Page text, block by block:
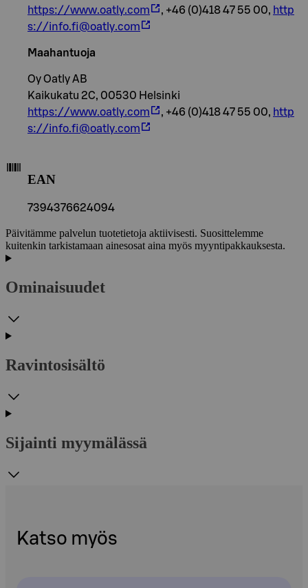
https://www.oatly.com
, +46 (0)418 47 55 00, http
s://info.fi@oatly.com
Maahantuoja
Oy Oatly AB
Kaikukatu 2C, 00530 Helsinki
https://www.oatly.com
, +46 (0)418 47 55 00, http
s://info.fi@oatly.com
EAN
7394376624094
Päivitämme palvelun tuotetietoja aktiivisesti. Suosittelemme
kuitenkin tarkistamaan ainesosat aina myös myyntipakkauksesta.
Ominaisuudet
Ravintosisältö
Sijainti myymälässä
Katso myös